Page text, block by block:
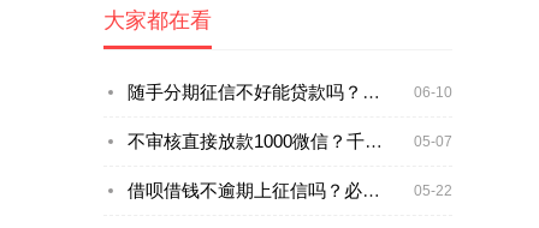
大家都在看
06-10
随手分期征信不好能贷款吗？实测黑户下款技巧大公开
05-07
不审核直接放款1000微信？千万别急着点！小心这些坑
05-22
借呗借钱不逾期上征信吗？必看的3个征信真相